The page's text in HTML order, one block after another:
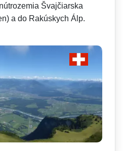
Švajčiarska
a do Rakúskych Álp.